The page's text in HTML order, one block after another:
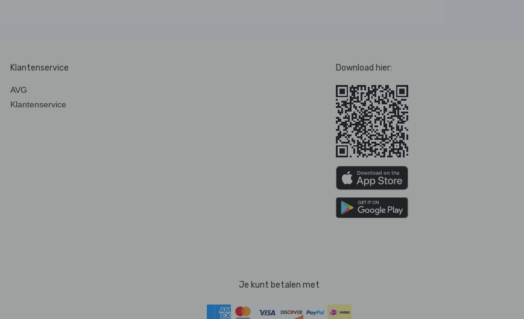
Klantenservice
AVG
Klantenservice
Download hier:
Je kunt betalen met